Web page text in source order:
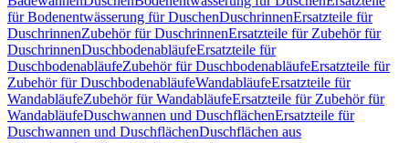
für Bodenentwässerung für DuschenDuschrinnenErsatzteile für
DuschrinnenZubehör für DuschrinnenErsatzteile für Zubehör für
DuschrinnenDuschbodenabläufeErsatzteile für
DuschbodenabläufeZubehör für DuschbodenabläufeErsatzteile für
Zubehör für DuschbodenabläufeWandabläufeErsatzteile für
WandabläufeZubehör für WandabläufeErsatzteile für Zubehör für
WandabläufeDuschwannen und DuschflächenErsatzteile für
Duschwannen und DuschflächenDuschflächen aus